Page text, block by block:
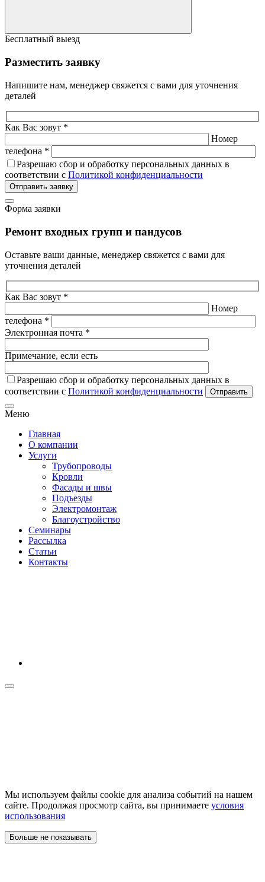
Бесплатный выезд
Разместить заявку
Напишите нам, менеджер свяжется с вами для уточнения
деталей
Как Вас зовут *
Номер
телефона *
Разрешаю сбор и обработку персональных данных в
соответствии с Политикой конфиденциальности
Отправить заявку
Форма заявки
Ремонт входных групп и пандусов
Оставьте ваши данные, менеджер свяжется с вами для
уточнения деталей
Как Вас зовут *
Номер
телефона *
Электронная почта *
Примечание, если есть
Разрешаю сбор и обработку персональных данных в
соответствии с Политикой конфиденциальности Отправить
Меню
Главная
О компании
Услуги
Трубопроводы
Кровли
Фасады и швы
Подъезды
Электромонтаж
Благоустройство
Семинары
Рассылка
Статьи
Контакты
Мы используем файлы cookie для анализа событий на нашем
сайте. Продолжая просмотр сайта, вы принимаете условия
использования
Больше не показывать